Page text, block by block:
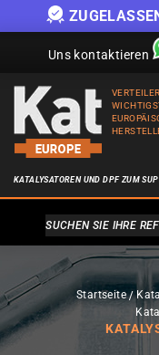
Uns kontaktieren
KATALYSATOREN UND DPF ZUM
SUCHEN SIE IHRE
Startseite